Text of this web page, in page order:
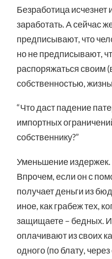
Безработица исчезнет
заработать. А сейчас
предписывают, что
но не предписывают,
распоряжаться своим
собственностью,
“Что даст падение
импортных
собственнику?”
Уменьшение издержек.
Впрочем, если он с
получает деньги из
иное, как грабеж тех,
защищаете – бедных.
оплачивают из своих
одного (по блату,